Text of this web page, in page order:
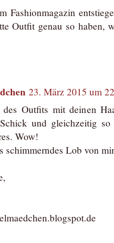
Fashionmagazin
Outfit genau so haben,
23. März 2015 um
Outfits mit deinen
und gleichzeitig
Wow!
schimmerndes Lob von